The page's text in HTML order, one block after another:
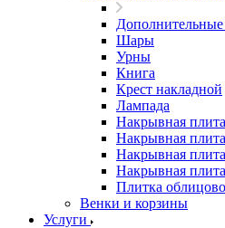
Дополнительные
Шары
Урны
Книга
Крест накладной
Лампада
Накрывная
Накрывная
Накрывная
Накрывная
Плитка
Венки и корзины
Услуги